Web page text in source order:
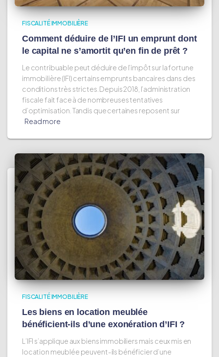
FISCALITÉ IMMOBILIÈRE
Comment déduire de l’IFI un emprunt dont
le capital ne s’amortit qu’en fin de prêt ?
Le contribuable peut déduire de l’impôt sur la fortune
immobilière (IFI) certains emprunts bancaires dans des
conditions très strictes. Depuis 2018, l’administration
fiscale fait face à de nombreuses tentatives
d’optimisation. Tandis que certaines reposent sur
Read more
FISCALITÉ IMMOBILIÈRE
Les biens en location meublée
bénéficient-ils d’une exonération d’IFI ?
L’IFI s’applique aux biens immobiliers mais ceux mis en
location meublée peuvent-ils bénéficier d’une